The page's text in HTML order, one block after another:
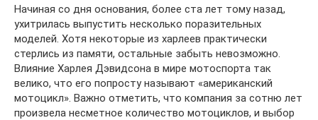
Начиная со дня основания, более ста лет тому назад,
ухитрилась выпустить несколько поразительных
моделей. Хотя некоторые из харлеев практически
стерлись из памяти, остальные забыть невозможно.
Влияние Харлея Дэвидсона в мире мотоспорта так
велико, что его попросту называют «американский
мотоцикл». Важно отметить, что компания за сотню лет
произвела несметное количество мотоциклов, и выбор